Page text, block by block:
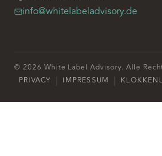
info@whitelabeladvisory.de
© 2026 White Label Advisory. Alle
PRIVACY
IMPRESSUM